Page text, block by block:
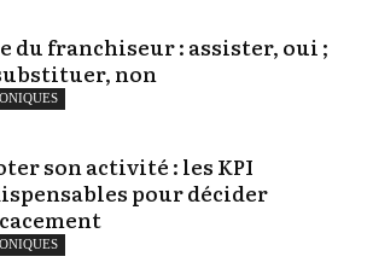
du franchiseur : assister, oui ;
non
son activité : les KPI
pour décider